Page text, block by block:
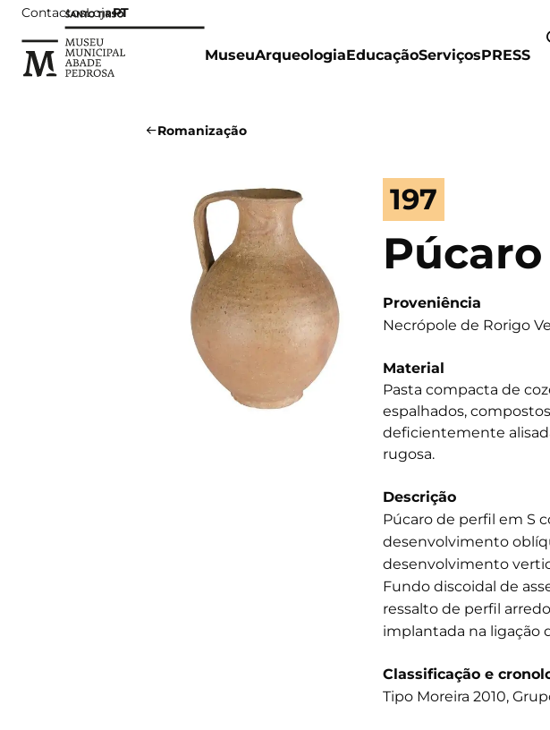
ContactosLojaPT
MuseuArqueologiaEducaçãoServiçosPRESS
Romanização
197
Proveniência
Necrópole de Rorigo
Material
Pasta compacta de
espalhados,
deficientemente
rugosa.
Descrição
Púcaro de perfil em S
desenvolvimento
desenvolvimento
Fundo discoidal de
ressalto de perfil
implantada na ligação
Classificação e
Tipo Moreira 2010,